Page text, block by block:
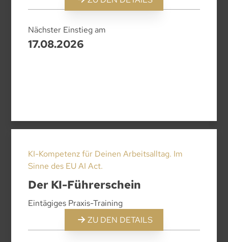
Nächster Einstieg am
17.08.2026
KI-Kompetenz für Deinen Arbeitsalltag. Im
Sinne des EU AI Act.
Der KI-Führerschein
Eintägiges Praxis-Training
ZU DEN DETAILS